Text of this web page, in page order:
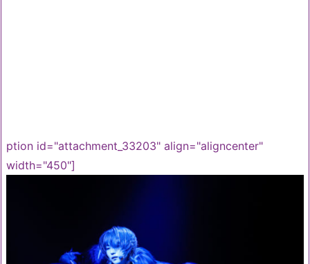
ption id="attachment_33203" align="aligncenter"
width="450"]